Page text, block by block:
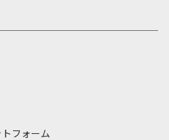
フォーム